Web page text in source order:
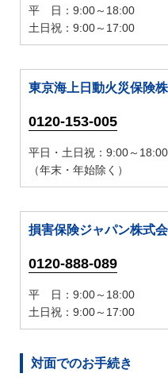
平 日：9:00～18:00
土日祝：9:00～17:00
東京海上日動火災保険
0120-153-005
平日・土日祝：9:00～18:00
（年末・年始除く）
損害保険ジャパン株式
0120-888-089
平 日：9:00～18:00
土日祝：9:00～17:00
対面でのお手続き